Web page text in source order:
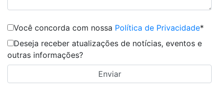
Você concorda com nossa Política de Privacidade*
Deseja receber atualizações de notícias, eventos e
outras informações?